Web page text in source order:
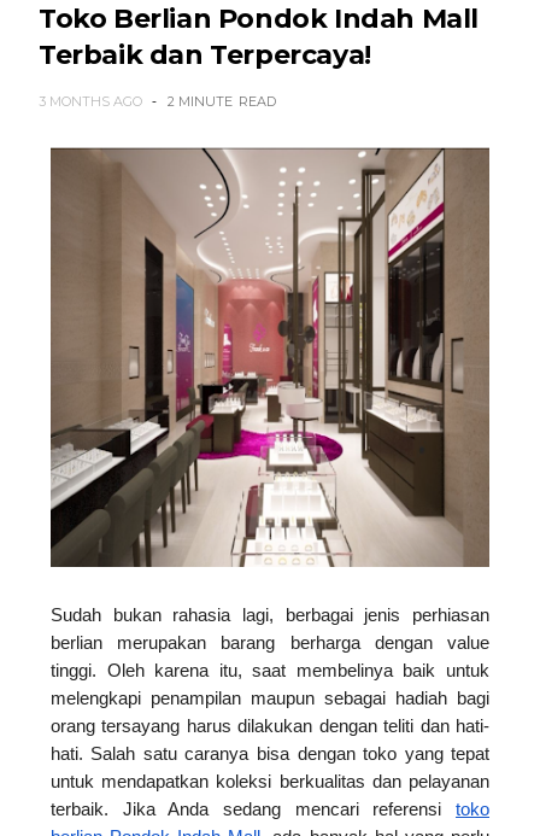
Toko Berlian Pondok Indah Mall
Terbaik dan Terpercaya!
3 MONTHS AGO 2 MINUTE READ
Sudah bukan rahasia lagi, berbagai jenis perhiasan
berlian merupakan barang berharga dengan value
tinggi. Oleh karena itu, saat membelinya baik untuk
melengkapi penampilan maupun sebagai hadiah bagi
orang tersayang harus dilakukan dengan teliti dan hati-
hati. Salah satu caranya bisa dengan toko yang tepat
untuk mendapatkan koleksi berkualitas dan pelayanan
terbaik. Jika Anda sedang mencari referensi toko